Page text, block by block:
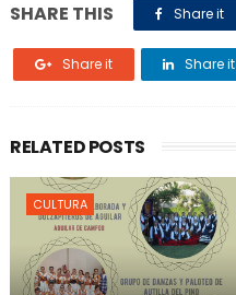
SHARE THIS Share it
Share it Share it
RELATED POSTS
CULTURA